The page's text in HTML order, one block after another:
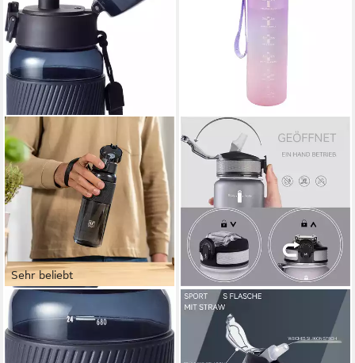
Sehr beliebt
ZWILLING
Trinkflasche Bottle mit
Fruchtsieb zum
PFCTART
Trinkflasche 1-Liter-Sport-
Wasserflasche mit Strohhalm